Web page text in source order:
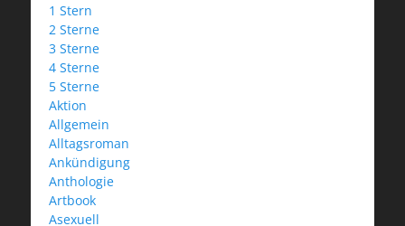
1 Stern
2 Sterne
3 Sterne
4 Sterne
5 Sterne
Aktion
Allgemein
Alltagsroman
Ankündigung
Anthologie
Artbook
Asexuell